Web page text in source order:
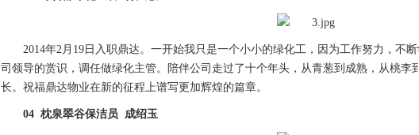
2014年2月19日入职鼎达。一开始我只是一个小小的绿化工，因为工作努力，不
司领导的赏识，调任做绿化主管。陪伴公司走过了十个年头，从青葱到成熟，从桃李
长。祝福鼎达物业在新的征程上谱写更加辉煌的篇章。
04 枕泉翠谷保洁员 成绍玉